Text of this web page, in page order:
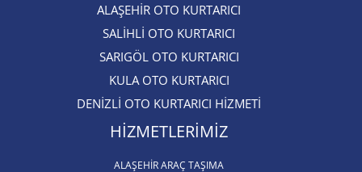
ALAŞEHİR OTO KURTARICI​
SALİHLİ OTO KURTARICI​
SARIGÖL OTO KURTARICI​
KULA OTO KURTARICI​
DENİZLİ OTO KURTARICI HİZMETİ
HIZMETLERIMIZ
ALAŞEHIR ARAÇ TAŞIMA